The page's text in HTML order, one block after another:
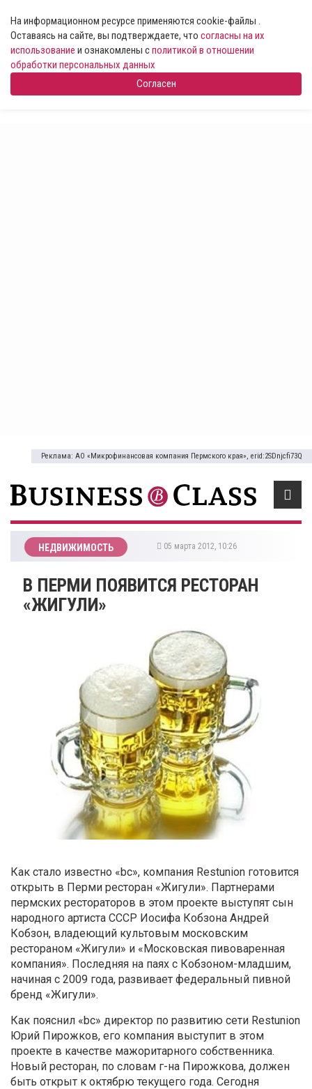
На информационном ресурсе применяются cookie-файлы .
Оставаясь на сайте, вы подтверждаете, что согласны на их
использование и ознакомлены сполитикой в отношении
обработки персональных данных
Согласен
Реклама: АО «Микрофинансовая компания Пермского края», erid:2SDnjcfi73Q
НЕДВИЖИМОСТЬ 05 марта 2012, 10:26
В ПЕРМИ ПОЯВИТСЯ РЕСТОРАН
«ЖИГУЛИ»
Как стало известно «bc», компания Restunion готовится
открыть в Перми ресторан «Жигули». Партнерами
пермских рестораторов в этом проекте выступят сын
народного артиста СССР Иосифа Кобзона Андрей
Кобзон, владеющий культовым московским
рестораном «Жигули» и «Московская пивоваренная
компания». Последняя на паях с Кобзоном-младшим,
начиная с 2009 года, развивает федеральный пивной
бренд «Жигули».
Как пояснил «bc» директор по развитию сети Restunion
Юрий Пирожков, его компания выступит в этом
проекте в качестве мажоритарного собственника.
Новый ресторан, по словам г-на Пирожкова, должен
быть открыт к октябрю текущего года. Сегодня